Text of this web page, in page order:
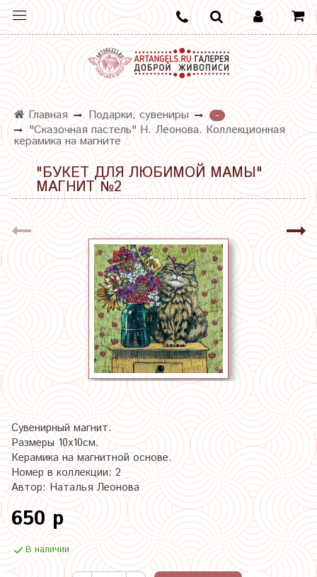
Главная Подарки, сувениры
-
"Сказочная пастель" Н. Леонова. Коллекционная
керамика на магните
"БУКЕТ ДЛЯ ЛЮБИМОЙ МАМЫ"
МАГНИТ №2
Сувенирный магнит.
Размеры 10х10см.
Керамика на магнитной основе.
Номер в коллекции: 2
Автор: Наталья Леонова
650 р
В наличии